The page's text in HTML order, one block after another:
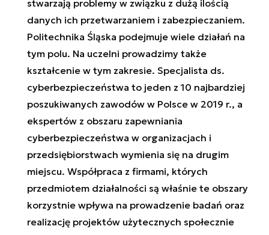
stwarzają problemy w związku z dużą ilością
danych ich przetwarzaniem i zabezpieczaniem.
Politechnika Śląska podejmuje wiele działań na
tym polu. Na uczelni prowadzimy także
kształcenie w tym zakresie. Specjalista ds.
cyberbezpieczeństwa to jeden z 10 najbardziej
poszukiwanych zawodów w Polsce w 2019 r., a
ekspertów z obszaru zapewniania
cyberbezpieczeństwa w organizacjach i
przedsiębiorstwach wymienia się na drugim
miejscu. Współpraca z firmami, których
przedmiotem działalności są właśnie te obszary
korzystnie wpływa na prowadzenie badań oraz
realizację projektów użytecznych społecznie